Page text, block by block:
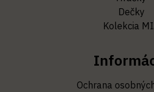
Dečky
Kolekcia
Ochrana